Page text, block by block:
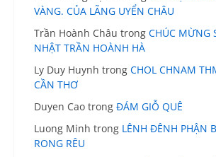
VÀNG. CỦA LÃNG UYỂN CHÂU
Trần Hoành Châu trong CHÚC MỪNG
NHẬT TRẦN HOÀNH HÀ
Ly Duy Huynh trong CHOL CHNAM
CẦN THƠ
Duyen Cao trong ĐÁM GIỖ QUÊ
Luong Minh trong LÊNH ĐÊNH PHẬN
RONG RÊU